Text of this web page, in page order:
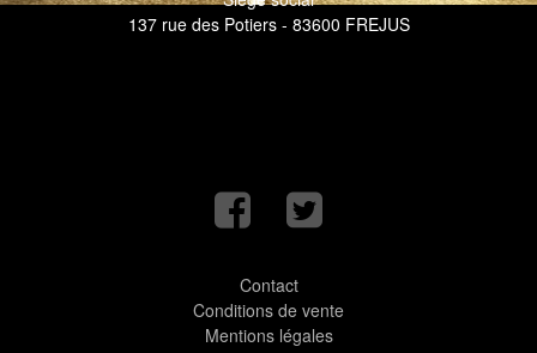
137 rue des Potiers - 83600 FREJUS
Contact
Conditions de vente
Mentions légales